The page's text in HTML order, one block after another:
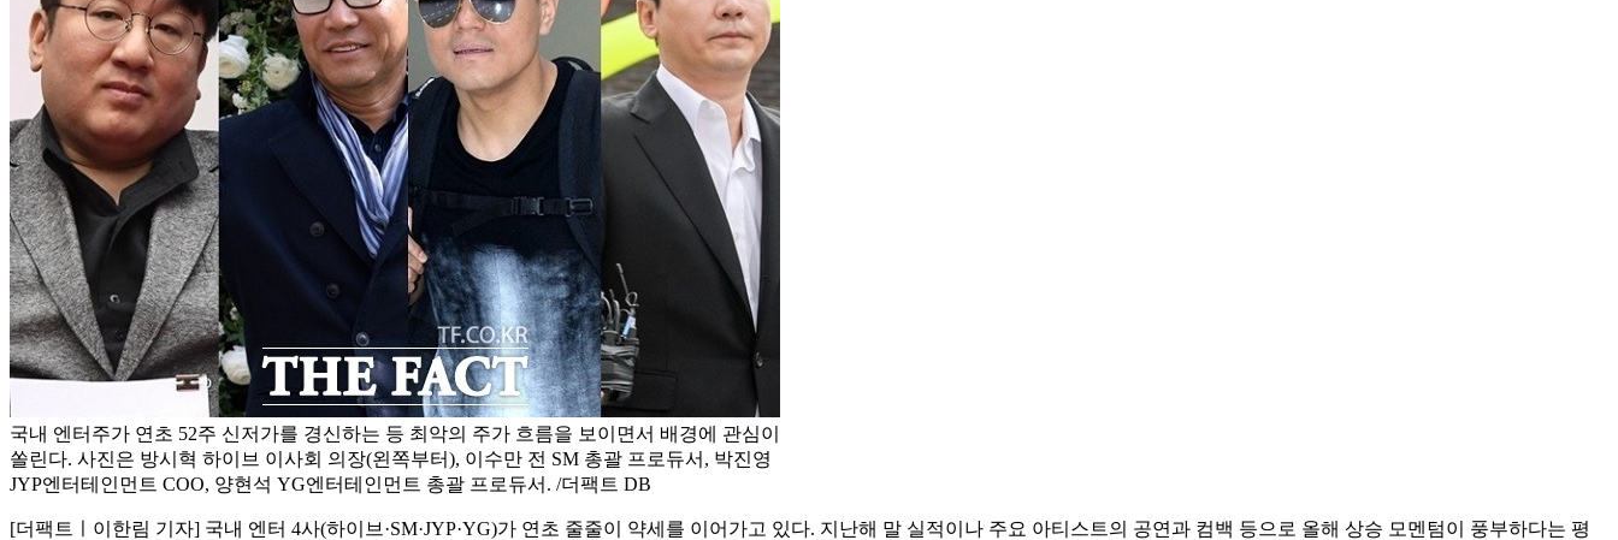
국내 엔터주가 연초 52주 신저가를 경신하는 등 최악의 주가 흐름을 보이면서 배경에 관심이
쏠린다. 사진은 방시혁 하이브 이사회 의장(왼쪽부터), 이수만 전 SM 총괄 프로듀서, 박진영
JYP엔터테인먼트 COO, 양현석 YG엔터테인먼트 총괄 프로듀서. /더팩트 DB
[더팩트ㅣ이한림 기자] 국내 엔터 4사(하이브·SM·JYP·YG)가 연초 줄줄이 약세를 이어가고 있다. 지난해 말 실적이나 주요 아티스트의 공연과 컴백 등으로 올해 상승 모멘텀이 풍부하다는 평